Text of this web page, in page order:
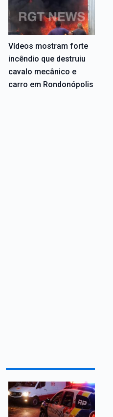
Vídeos mostram forte
incêndio que destruiu
cavalo mecânico e
carro em Rondonópolis